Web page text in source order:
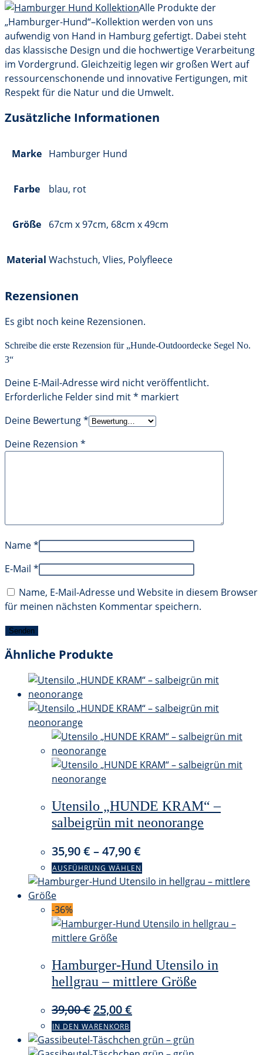
Alle Produkte der
„Hamburger-Hund“–Kollektion werden von uns
aufwendig von Hand in Hamburg gefertigt. Dabei steht
das klassische Design und die hochwertige Verarbeitung
im Vordergrund. Gleichzeitig legen wir großen Wert auf
ressourcenschonende und innovative Fertigungen, mit
Respekt für die Natur und die Umwelt.
Zusätzliche Informationen
Marke Hamburger Hund
Farbe blau, rot
Größe 67cm x 97cm, 68cm x 49cm
Material Wachstuch, Vlies, Polyfleece
Rezensionen
Es gibt noch keine Rezensionen.
Schreibe die erste Rezension für „Hunde-Outdoordecke Segel No.
3“
Deine E-Mail-Adresse wird nicht veröffentlicht.
Erforderliche Felder sind mit* markiert
Deine Bewertung*
Deine Rezension *
Name*
E-Mail *
Name, E-Mail-Adresse und Website in diesem Browser
für meinen nächsten Kommentar speichern.
Ähnliche Produkte
Utensilo „HUNDE KRAM“ –
salbeigrün mit neonorange
35,90€ –47,90€
AUSFÜHRUNG WÄHLENDieses
Produkt
Varianten
Optionen
können
gewählt
werden
-36%
Hamburger-Hund Utensilo in
hellgrau – mittlere Größe
39,00€Ursprünglicher
Preis
war:
25,00€
ist:
IN DEN WARENKORB